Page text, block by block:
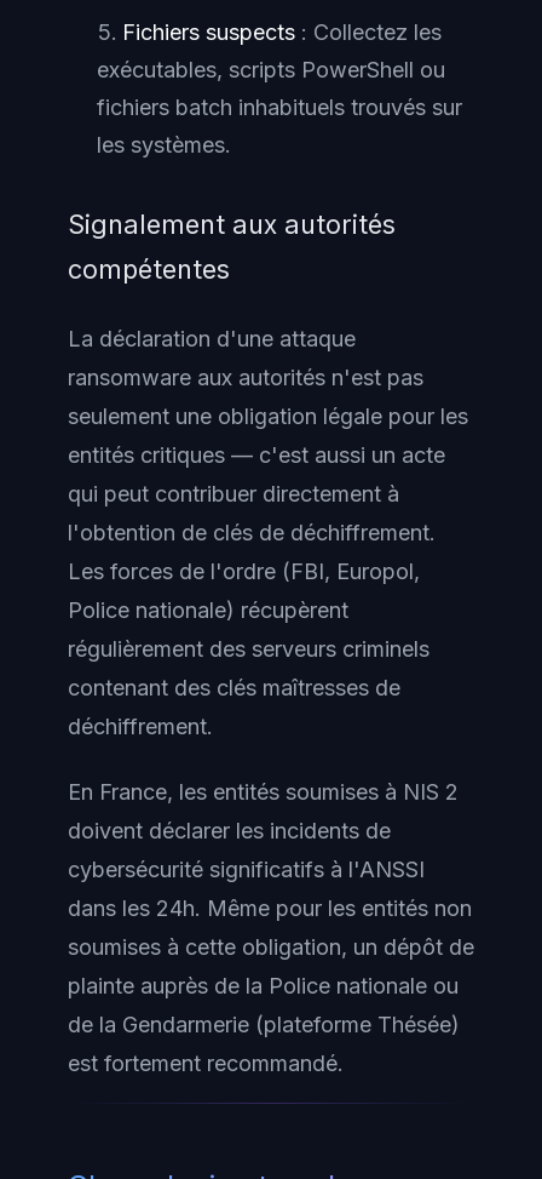
Fichiers suspects : Collectez les
exécutables, scripts PowerShell ou
fichiers batch inhabituels trouvés sur
les systèmes.
Signalement aux autorités
compétentes
La déclaration d'une attaque
ransomware aux autorités n'est pas
seulement une obligation légale pour les
entités critiques — c'est aussi un acte
qui peut contribuer directement à
l'obtention de clés de déchiffrement.
Les forces de l'ordre (FBI, Europol,
Police nationale) récupèrent
régulièrement des serveurs criminels
contenant des clés maîtresses de
déchiffrement.
En France, les entités soumises à NIS 2
doivent déclarer les incidents de
cybersécurité significatifs à l'ANSSI
dans les 24h. Même pour les entités non
soumises à cette obligation, un dépôt de
plainte auprès de la Police nationale ou
de la Gendarmerie (plateforme Thésée)
est fortement recommandé.